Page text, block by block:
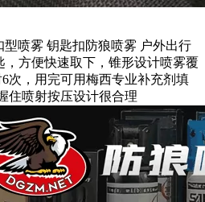
喷雾 钥匙扣防狼喷雾 户外出行
方便快速取下，锥形设计喷雾覆
次，用完可用梅西专业补充剂填
住喷射按压设计很合理